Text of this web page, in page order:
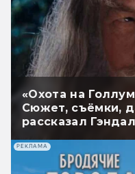
«Охота на
Сюжет, съёмки,
рассказал
РЕКЛАМА